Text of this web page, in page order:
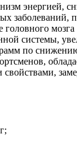
энергией,
заболеваний,
мозга
системы,
по